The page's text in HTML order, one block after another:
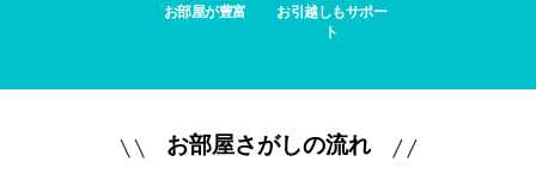
お部屋が豊富
お引越しもサポー
ト
お部屋さがしの流れ